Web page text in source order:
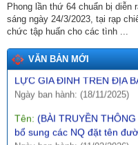
Phong lần thứ 64 chuẩn bị diễn
sáng ngày 24/3/2023, tại rạp
chức tập huấn cho các tình ...
VĂN BẢN MỚI
UBND NGÀY 21/7/2017
QUY CHẾ PHỐI HỢP LIÊN
LỰC GIA ĐÌNH TRÊN ĐỊA
Ngày ban hành: (18/11/2025)
Tên:(BÀI TRUYỀN
bổ sung các NQ đặt tên
Ngày ban hành: (11/02/2026)
Số:555/QĐ-SVHTTDL
Tên:(QUYẾT ĐỊNH Về việc